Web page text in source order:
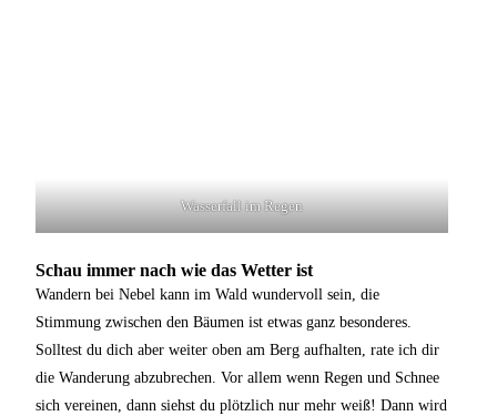
Wasserfall im Regen
Schau immer nach wie das Wetter ist
Wandern bei Nebel kann im Wald wundervoll sein, die
Stimmung zwischen den Bäumen ist etwas ganz besonderes.
Solltest du dich aber weiter oben am Berg aufhalten, rate ich dir
die Wanderung abzubrechen. Vor allem wenn Regen und Schnee
sich vereinen, dann siehst du plötzlich nur mehr weiß! Dann wird